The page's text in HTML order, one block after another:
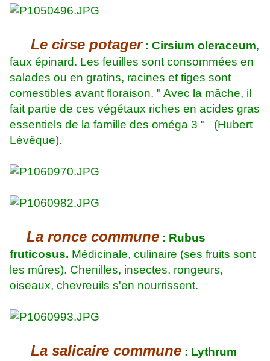
Le cirse potager: Cirsium oleraceum,
faux épinard. Les feuilles sont consommées en
salades ou en gratins, racines et tiges sont
comestibles avant floraison. " Avec la mâche, il
fait partie de ces végétaux riches en acides gras
essentiels de la famille des oméga 3 " (Hubert
Lévêque).
La ronce commune : Rubus
fruticosus. Médicinale, culinaire (ses fruits sont
les mûres). Chenilles, insectes, rongeurs,
oiseaux, chevreuils s'en nourrissent.
La salicaire commune : Lythrum